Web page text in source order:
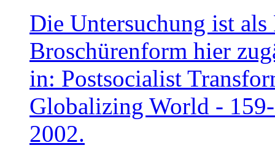
Die Untersuchung ist
Broschürenform hier
in: Postsocialist
Globalizing World -
2002.